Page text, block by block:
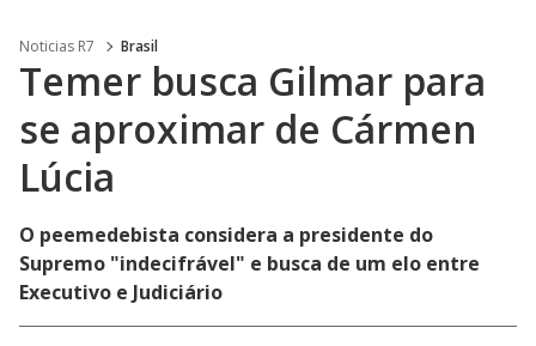
Noticias R7 Brasil
Temer busca Gilmar para
se aproximar de Cármen
Lúcia
O peemedebista considera a presidente do
Supremo "indecifrável" e busca de um elo entre
Executivo e Judiciário